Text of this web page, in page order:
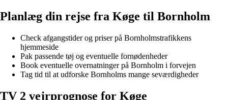
Planlæg din rejse fra Køge til Bornholm
Check afgangstider og priser på Bornholmstrafikkens
hjemmeside
Pak passende tøj og eventuelle fornødenheder
Book eventuelle overnatninger på Bornholm i forvejen
Tag tid til at udforske Bornholms mange seværdigheder
TV 2 vejrprognose for Køge